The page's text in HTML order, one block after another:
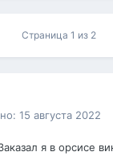
Страница 1 из 2
15 августа 2022
я в орсисе